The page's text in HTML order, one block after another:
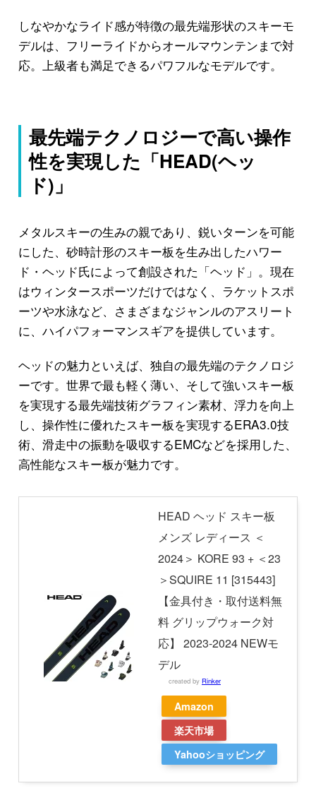
しなやかなライド感が特徴の最先端形状のスキーモ
デルは、フリーライドからオールマウンテンまで対
応。上級者も満足できるパワフルなモデルです。
最先端テクノロジーで高い操作
性を実現した「HEAD(ヘッ
ド)」
メタルスキーの生みの親であり、鋭いターンを可能
にした、砂時計形のスキー板を生み出したハワー
ド・ヘッド氏によって創設された「ヘッド」。現在
はウィンタースポーツだけではなく、ラケットスポ
ーツや水泳など、さまざまなジャンルのアスリート
に、ハイパフォーマンスギアを提供しています。
ヘッドの魅力といえば、独自の最先端のテクノロジ
ーです。世界で最も軽く薄い、そして強いスキー板
を実現する最先端技術グラフィン素材、浮力を向上
し、操作性に優れたスキー板を実現するERA3.0技
術、滑走中の振動を吸収するEMCなどを採用した、
高性能なスキー板が魅力です。
HEAD ヘッド スキー板
メンズ レディース ＜
2024＞ KORE 93 + ＜23
＞SQUIRE 11 [315443]
【金具付き・取付送料無
料 グリップウォーク対
応】 2023-2024 NEWモ
デル
created by Rinker
Amazon
楽天市場
Yahooショッピング